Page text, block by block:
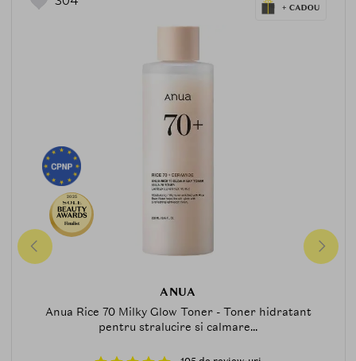
2025
Finalist
ANUA
Anua Rice 70 Milky Glow Toner - Toner hidratant
pentru stralucire si calmare...